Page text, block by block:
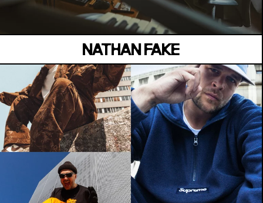
NATHAN FAKE
VAUBAN
Vendredi 03 juillet